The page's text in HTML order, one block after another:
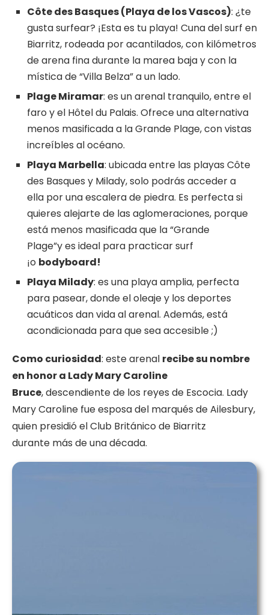
Côte des Basques(Playa de los Vascos): ¿te
gusta surfear? ¡Esta es tu playa! Cuna del surf en
Biarritz, rodeada por acantilados, con kilómetros
de arena fina durante la marea baja y con la
mística de “Villa Belza” a un lado.
Plage Miramar: es un arenal tranquilo, entre el
faro y el Hôtel du Palais. Ofrece una alternativa
menos masificada a la Grande Plage, con vistas
increíbles al océano.
Playa Marbella: ubicada entre las playas Côte
des Basques y Milady, solo podrás acceder a
ella por una escalera de piedra. Es perfecta si
quieres alejarte de las aglomeraciones, porque
está menos masificada que la “Grande
Plage”y es ideal para practicar surf
¡o bodyboard!
Playa Milady: es una playa amplia, perfecta
para pasear, donde el oleaje y los deportes
acuáticos dan vida al arenal. Además, está
acondicionada para que sea accesible ;)
Como curiosidad: este arenal recibe su nombre
en honor a Lady Mary Caroline
Bruce, descendiente de los reyes de Escocia. Lady
Mary Caroline fue esposa del marqués de Ailesbury,
quien presidió el Club Británico de Biarritz
durante más de una década.